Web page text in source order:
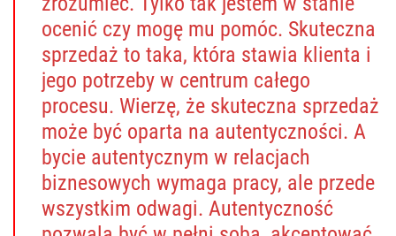
ocenić czy mogę mu pomóc. Skuteczna
sprzedaż to taka, która stawia klienta i
jego potrzeby w centrum całego
procesu. Wierzę, że skuteczna sprzedaż
może być oparta na autentyczności. A
bycie autentycznym w relacjach
biznesowych wymaga pracy, ale przede
wszystkim odwagi. Autentyczność